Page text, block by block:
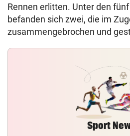
Rennen erlitten. Unter den
befanden sich zwei, die im
zusammengebrochen und
Sport